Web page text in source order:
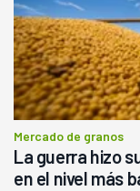
Mercado de granos
La guerra hizo
en el nivel más